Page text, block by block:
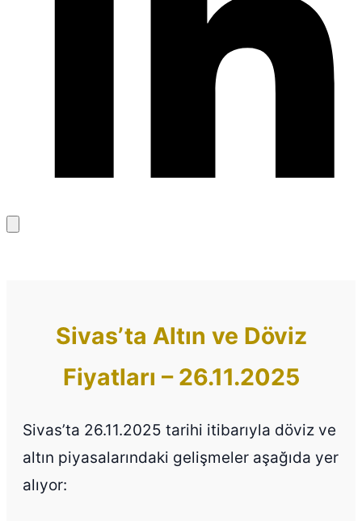
kopyala
Sivas’ta Altın ve Döviz
Fiyatları – 26.11.2025
Sivas’ta 26.11.2025 tarihi itibarıyla döviz ve
altın piyasalarındaki gelişmeler aşağıda yer
alıyor: